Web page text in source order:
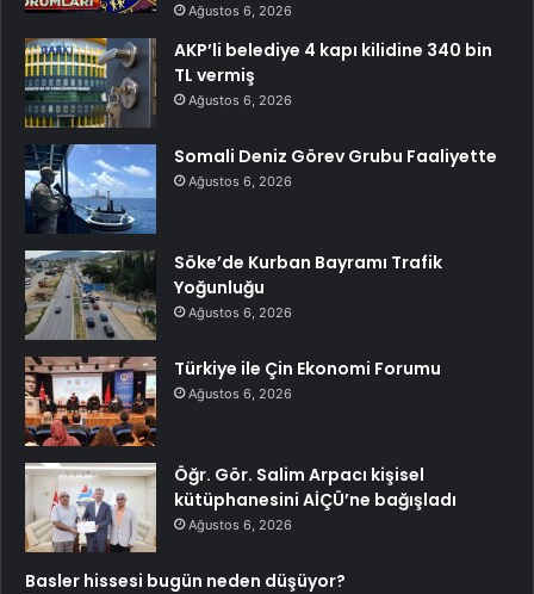
Ağustos 6, 2026
AKP’li belediye 4 kapı kilidine 340 bin
TL vermiş
Ağustos 6, 2026
Somali Deniz Görev Grubu Faaliyette
Ağustos 6, 2026
Söke’de Kurban Bayramı Trafik
Yoğunluğu
Ağustos 6, 2026
Türkiye ile Çin Ekonomi Forumu
Ağustos 6, 2026
Öğr. Gör. Salim Arpacı kişisel
kütüphanesini AİÇÜ’ne bağışladı
Ağustos 6, 2026
Basler hissesi bugün neden düşüyor?